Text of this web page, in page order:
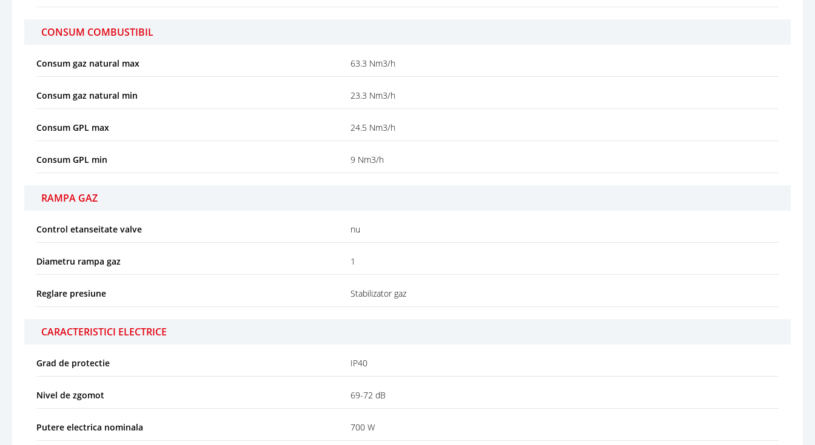
CONSUM COMBUSTIBIL
Consum gaz natural max 63.3 Nm3/h
Consum gaz natural min 23.3 Nm3/h
Consum GPL max 24.5 Nm3/h
Consum GPL min 9 Nm3/h
RAMPA GAZ
Control etanseitate valve nu
Diametru rampa gaz 1
Reglare presiune Stabilizator gaz
CARACTERISTICI ELECTRICE
Grad de protectie IP40
Nivel de zgomot 69-72 dB
Putere electrica nominala 700 W